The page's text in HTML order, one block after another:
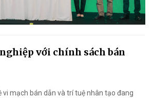
với chính sách bán
vi mạch bán dẫn và trí tuệ nhân tạo đang